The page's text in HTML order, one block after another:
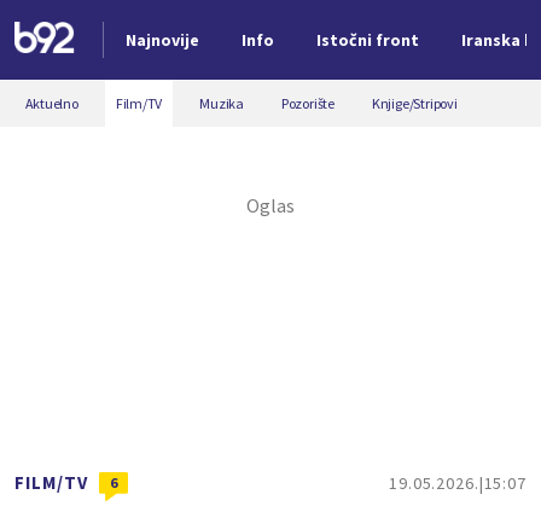
Najnovije Info Istočni front Iranska
Nova vest
Aktuelno Film/TV Muzika Pozorište Knjige/Stripovi
FILM/TV 6 19.05.2026. 15:07